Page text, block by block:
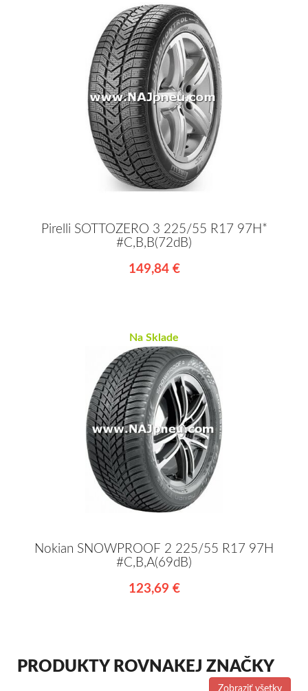
Pirelli SOTTOZERO 3 225/55 R17 97H*
#C,B,B(72dB)
149,84 €
Na Sklade
Nokian SNOWPROOF 2 225/55 R17 97H
#C,B,A(69dB)
123,69 €
PRODUKTY ROVNAKEJ ZNAČKY